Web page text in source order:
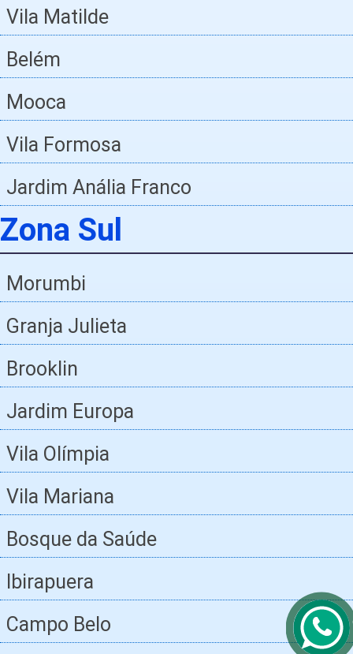
Vila Matilde
Belém
Mooca
Vila Formosa
Jardim Anália Franco
Zona Sul
Morumbi
Granja Julieta
Brooklin
Jardim Europa
Vila Olímpia
Vila Mariana
Bosque da Saúde
Ibirapuera
Campo Belo